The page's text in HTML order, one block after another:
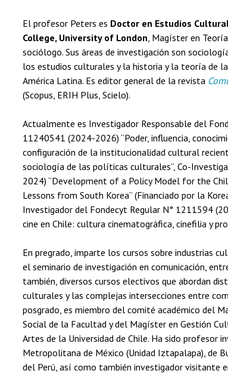
El profesor Peters es Doctor en Estudios
College, University of London, Magíster en
sociólogo. Sus áreas de investigación son
los estudios culturales y la historia y la teoría de
América Latina. Es editor general de la revista
(Scopus, ERIH Plus, Scielo).
Actualmente es Investigador Responsable del
11240541 (2024-2026) “Poder, influencia,
configuración de la institucionalidad cultural
sociología de las políticas culturales”, Co-
2024) “Development of a Policy Model for the
Lessons from South Korea” (Financiado por la
Investigador del Fondecyt Regular N° 1211594
cine en Chile: cultura cinematográfica, cinefilia y
En pregrado, imparte los cursos sobre industrias
el seminario de investigación en comunicación,
también, diversos cursos electivos que abordan
culturales y las complejas intersecciones entre
posgrado, es miembro del comité académico del
Social de la Facultad y del Magíster en Gestión
Artes de la Universidad de Chile. Ha sido profesor
Metropolitana de México (Unidad Iztapalapa), de
del Perú, así como también investigador visitante